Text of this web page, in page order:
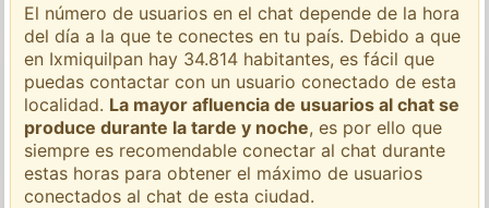
El número de usuarios en el chat depende de la hora
del día a la que te conectes en tu país. Debido a que
en Ixmiquilpan hay 34.814 habitantes, es fácil que
puedas contactar con un usuario conectado de esta
localidad. La mayor afluencia de usuarios al chat se
produce durante la tarde y noche, es por ello que
siempre es recomendable conectar al chat durante
estas horas para obtener el máximo de usuarios
conectados al chat de esta ciudad.